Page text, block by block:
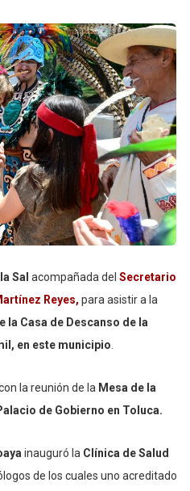
Sal acompañada del Secretario
Reyes, para asistir a la
la Casa de Descanso de la
en este municipio.
la reunión de la Mesa de la
de Gobierno en Toluca.
inauguró la Clínica de Salud
de los cuales uno acreditado